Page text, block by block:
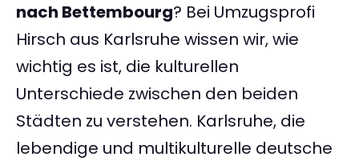
nach Bettembourg? Bei Umzugsprofi
Hirsch aus Karlsruhe wissen wir, wie
wichtig es ist, die kulturellen
Unterschiede zwischen den beiden
Städten zu verstehen. Karlsruhe, die
lebendige und multikulturelle deutsche